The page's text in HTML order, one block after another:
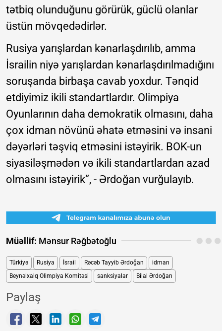
tətbiq olunduğunu görürük, güclü olanlar
üstün mövqedədirlər.
Rusiya yarışlardan kənarlaşdırılıb, amma
İsrailin niyə yarışlardan kənarlaşdırılmadığını
soruşanda birbaşa cavab yoxdur. Tənqid
etdiyimiz ikili standartlardır. Olimpiya
Oyunlarının daha demokratik olmasını, daha
çox idman növünü əhatə etməsini və insani
dəyərləri təşviq etməsini istəyirik. BOK-un
siyasiləşmədən və ikili standartlardan azad
olmasını istəyirik”, - Ərdoğan vurğulayıb.
Müəllif: Mənsur Rəğbətoğlu
Türkiyə Rusiya İsrail Rəcəb Tayyib Ərdoğan
idman
Beynəlxalq Olimpiya Komitəsi
sanksiyalar Bilal Ərdoğan
Paylaş